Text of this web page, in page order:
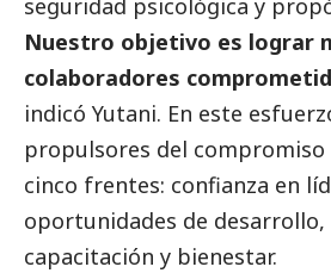
seguridad psicológica y
Nuestro objetivo es lograr
colaboradores
indicó Yutani. En este
propulsores del compromiso
cinco frentes: confianza en
oportunidades de
capacitación y bienestar.